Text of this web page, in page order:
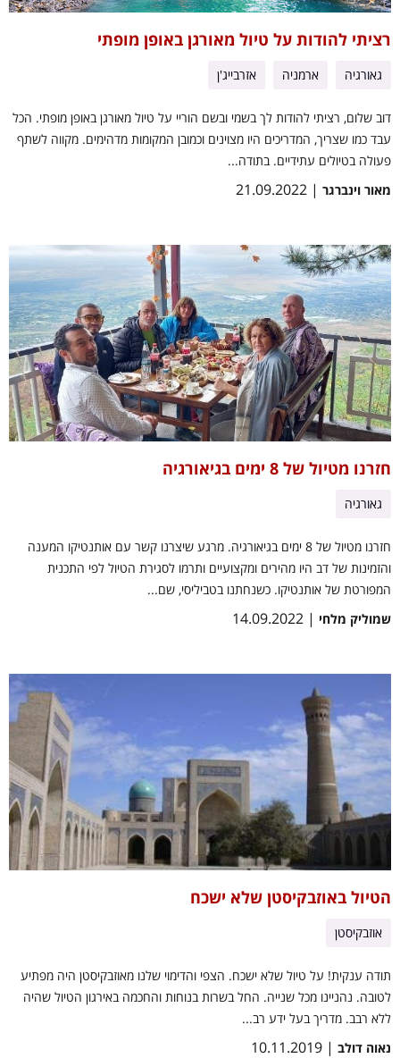
רציתי להודות על טיול מאורגן באופן מופתי
גאורגיה ארמניה אזרבייג'ן
דוב שלום, רציתי להודות לך בשמי ובשם הוריי על טיול מאורגן באופן מופתי. הכל
עבד כמו שצריך, המדריכים היו מצוינים וכמובן המקומות מדהימים. מקווה לשתף
פעולה בטיולים עתידיים. בתודה...
מאור וינברגר | 21.09.2022
חזרנו מטיול של 8 ימים בגיאורגיה
גאורגיה
חזרנו מטיול של 8 ימים בגיאורגיה. מרגע שיצרנו קשר עם אותנטיקו המענה
והזמינות של דב היו מהירים ומקצועיים ותרמו לסגירת הטיול לפי התכנית
המפורטת של אותנטיקו. כשנחתנו בטביליסי, שם...
שמוליק מלחי | 14.09.2022
הטיול באוזבקיסטן שלא ישכח
אוזבקיסטן
תודה ענקית! על טיול שלא ישכח. הצפי והדימוי שלנו מאוזבקיסטן היה מפתיע
לטובה. נהניינו מכל שנייה. החל בשרות בנוחות והחכמה באירגון הטיול שהיה
ללא רבב. מדריך בעל ידע רב...
נאוה דולב | 10.11.2019